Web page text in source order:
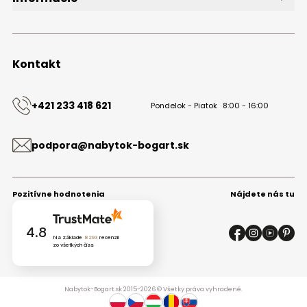
Obchodné podmienky
Kontakt
Kontakt
+421 233 418 621 Pondelok - Piatok 8:00 - 16:00
podpora@nabytok-bogart.sk
Pozitívne hodnotenia
4.8 Na základe 8293 recenzií
zo všetkých čias
Nájdete nás tu
Nabytok-Bogart.sk 2015-2026 © Všetky práva vyhradené.